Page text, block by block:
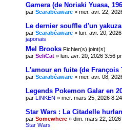
Gamera (de Noriaki Yuasa,
par Scarabéaware » mer. avr. 22,
Le dernier souffle d'un yakuza
par Scarabéaware » lun. avr. 20,
japonais
Mel Brooks Fichier(s) joint(s)
par SeliCat » lun. avr. 20, 2026 3:56
L'amour en fuite (de François
par Scarabéaware » mer. avr. 08,
Legends Pokemon Galar en
par LINKEN » mer. mars 25, 2026
Star Wars : La Citadelle
par Somewhere » dim. mars 22,
Star Wars